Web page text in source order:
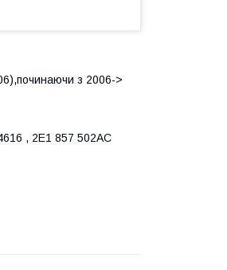
з 2006->
, 2E1 857 502AC